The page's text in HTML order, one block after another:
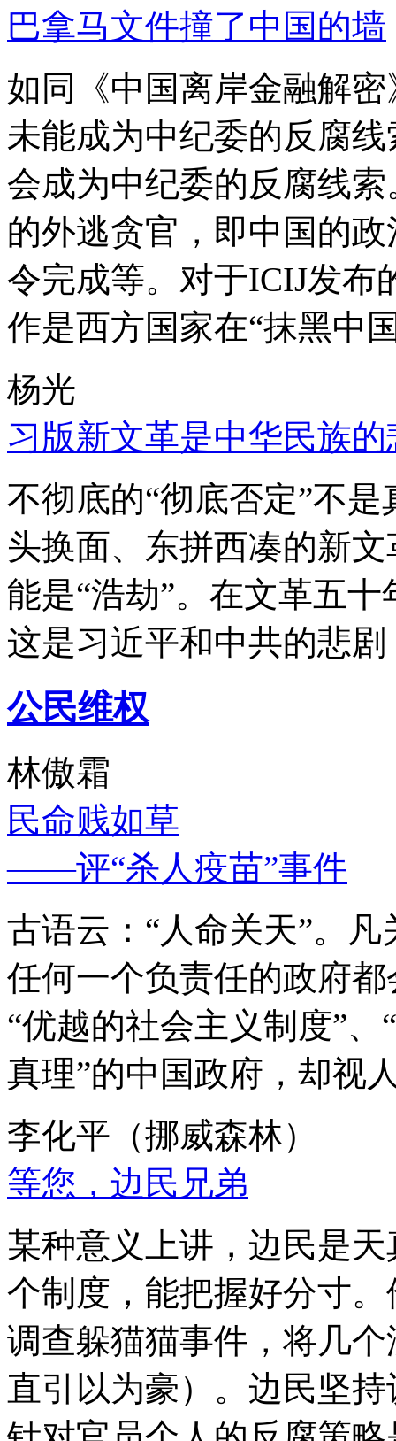
巴拿马文件撞了中国的墙
如同《中国离岸金融解
未能成为中纪委的反腐
会成为中纪委的反腐线
的外逃贪官，即中国的
令完成等。对于ICIJ发布
作是西方国家在“抹黑中
杨光
习版新文革是中华民族的
不彻底的“彻底否定”不
头换面、东拼西凑的新
能是“浩劫”。在文革五
这是习近平和中共的悲
公民维权
林傲霜
民命贱如草
——评“杀人疫苗”事件
古语云：“人命关天”。
任何一个负责任的政府
“优越的社会主义制度”
真理”的中国政府，却视
李化平（挪威森林）
等您，边民兄弟
某种意义上讲，边民是
个制度，能把握好分寸
调查躲猫猫事件，将几
直引以为豪）。边民坚